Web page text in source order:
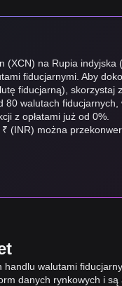
(XCN) na Rupia indyjska
fiducjarnymi. Aby
fiducjarną), skorzystaj
80 walutach
z opłatami już od 0%.
(INR) można
walutami
danych rynkowych i